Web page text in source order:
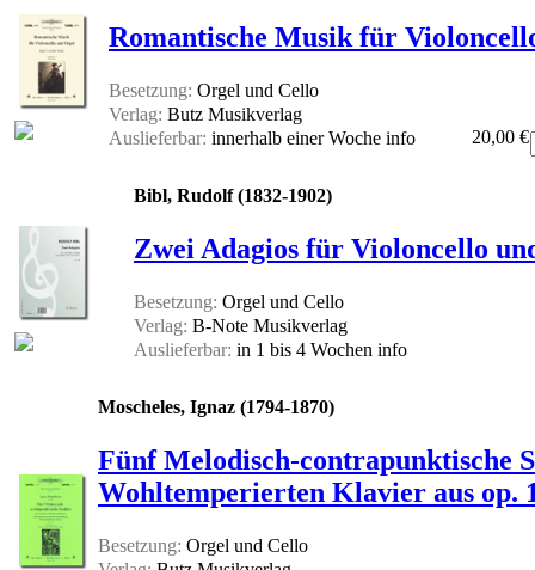
Romantische Musik für
Besetzung: Orgel und Cello
Verlag: Butz Musikverlag
Auslieferbar: innerhalb einer Woche info 20,00 €
Bibl, Rudolf (1832-1902)
Zwei Adagios für Violoncello
Besetzung: Orgel und Cello
Verlag: B-Note Musikverlag
Auslieferbar: in 1 bis 4 Wochen info
Moscheles, Ignaz (1794-1870)
Fünf Melodisch-contrapunktische
Wohltemperierten Klavier aus op.
Besetzung: Orgel und Cello